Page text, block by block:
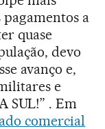
a
quase
devo
avanço e,
e
SUL!” . Em
comercial